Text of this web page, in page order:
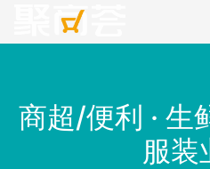
商超/便利 · 生
服装